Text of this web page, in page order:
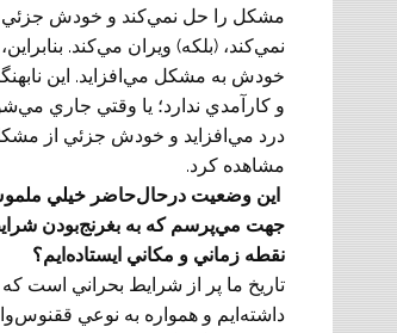
مشكل را حل نمي‌كند و خودش جزئي
نمي‌كند، (بلکه) ويران مي‌كند.
خودش به مشكل مي‌افزايد. اين
و كارآمدي ندارد؛ يا وقتي جاري
درد مي‌افزايد و خودش جزئي از
مشاهده کرد.
اين وضعيت درحال‌حاضر خيلي
جهت مي‌پرسم كه به بغرنج‌بودن
نقطه زماني و مكاني ايستاده‌ايم؟
تاريخ ما پر از شرايط بحراني است
داشته‌ايم و همواره به نوعي